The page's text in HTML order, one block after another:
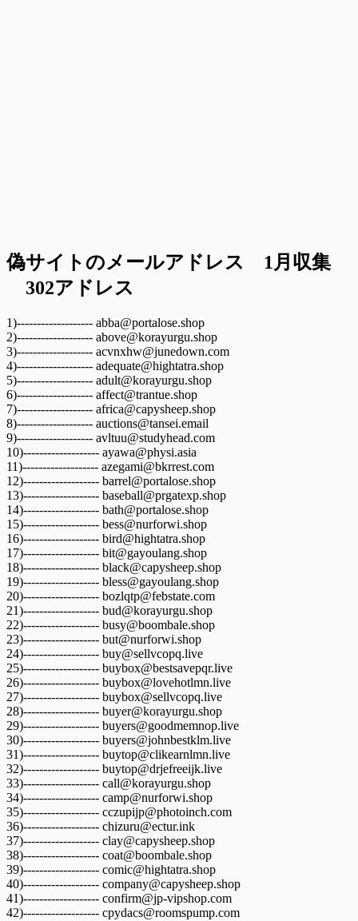
偽サイトのメールアドレス 1月収集
302アドレス
1)------------------- abba@portalose.shop
2)------------------- above@korayurgu.shop
3)------------------- acvnxhw@junedown.com
4)------------------- adequate@hightatra.shop
5)------------------- adult@korayurgu.shop
6)------------------- affect@trantue.shop
7)------------------- africa@capysheep.shop
8)------------------- auctions@tansei.email
9)------------------- avltuu@studyhead.com
10)------------------- ayawa@physi.asia
11)------------------- azegami@bkrrest.com
12)------------------- barrel@portalose.shop
13)------------------- baseball@prgatexp.shop
14)------------------- bath@portalose.shop
15)------------------- bess@nurforwi.shop
16)------------------- bird@hightatra.shop
17)------------------- bit@gayoulang.shop
18)------------------- black@capysheep.shop
19)------------------- bless@gayoulang.shop
20)------------------- bozlqtp@febstate.com
21)------------------- bud@korayurgu.shop
22)------------------- busy@boombale.shop
23)------------------- but@nurforwi.shop
24)------------------- buy@sellvcopq.live
25)------------------- buybox@bestsavepqr.live
26)------------------- buybox@lovehotlmn.live
27)------------------- buybox@sellvcopq.live
28)------------------- buyer@korayurgu.shop
29)------------------- buyers@goodmemnop.live
30)------------------- buyers@johnbestklm.live
31)------------------- buytop@clikearnlmn.live
32)------------------- buytop@drjefreeijk.live
33)------------------- call@korayurgu.shop
34)------------------- camp@nurforwi.shop
35)------------------- cczupijp@photoinch.com
36)------------------- chizuru@ectur.ink
37)------------------- clay@capysheep.shop
38)------------------- coat@boombale.shop
39)------------------- comic@hightatra.shop
40)------------------- company@capysheep.shop
41)------------------- confirm@jp-vipshop.com
42)------------------- cpydacs@roomspump.com